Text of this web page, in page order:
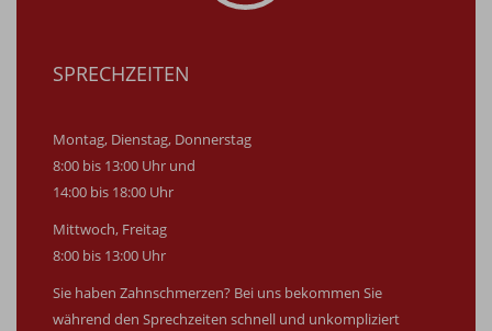
SPRECHZEITEN
Montag, Dienstag, Donnerstag
8:00 bis 13:00 Uhr und
14:00 bis 18:00 Uhr
Mittwoch, Freitag
8:00 bis 13:00 Uhr
Sie haben Zahnschmerzen? Bei uns bekommen Sie
während den Sprechzeiten schnell und unkompliziert